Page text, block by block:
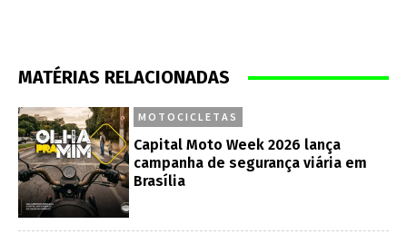
MATÉRIAS RELACIONADAS
MOTOCICLETAS
Capital Moto Week 2026 lança
campanha de segurança viária em
Brasília